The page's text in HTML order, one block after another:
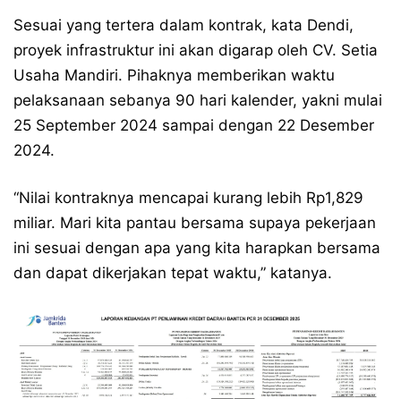
Sesuai yang tertera dalam kontrak, kata Dendi,
proyek infrastruktur ini akan digarap oleh CV. Setia
Usaha Mandiri. Pihaknya memberikan waktu
pelaksanaan sebanya 90 hari kalender, yakni mulai
25 September 2024 sampai dengan 22 Desember
2024.
“Nilai kontraknya mencapai kurang lebih Rp1,829
miliar. Mari kita pantau bersama supaya pekerjaan
ini sesuai dengan apa yang kita harapkan bersama
dan dapat dikerjakan tepat waktu,” katanya.